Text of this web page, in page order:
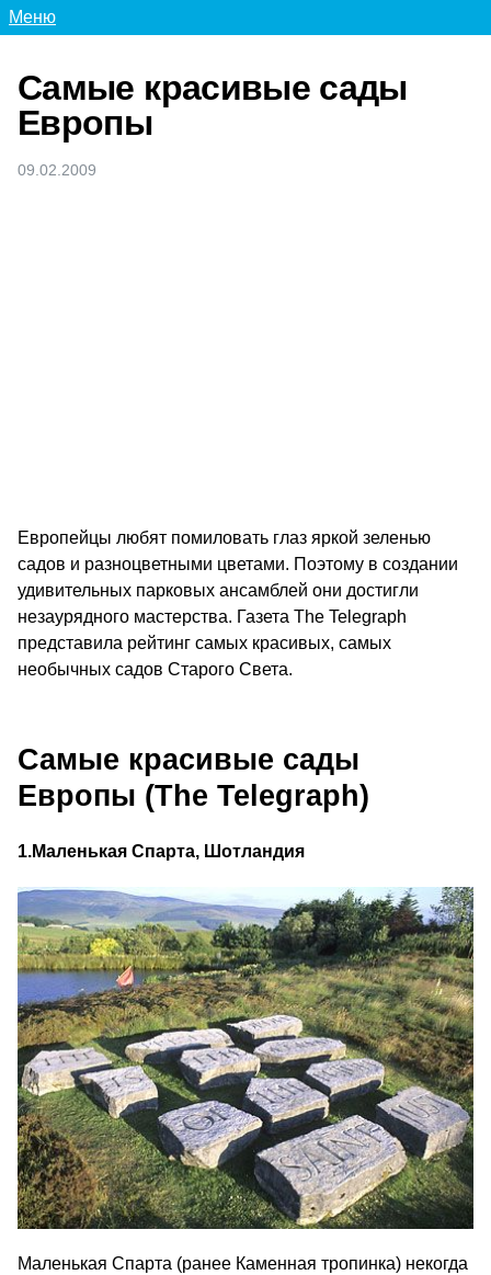
Меню
Самые красивые сады
Европы
09.02.2009
Европейцы любят помиловать глаз яркой зеленью
садов и разноцветными цветами. Поэтому в создании
удивительных парковых ансамблей они достигли
незаурядного мастерства. Газета The Telegraph
представила рейтинг самых красивых, самых
необычных садов Старого Света.
Самые красивые сады
Европы (The Telegraph)
1.Маленькая Спарта, Шотландия
Маленькая Спарта (ранее Каменная тропинка) некогда